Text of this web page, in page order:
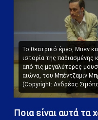
Το θεατρικό έργο, Μπεν
ιστορία της
από τις μεγαλύτερες
αιώνα, του Μπέντζαμιν
(Copyright: Ανδρέας
Ποια είναι αυτά τα